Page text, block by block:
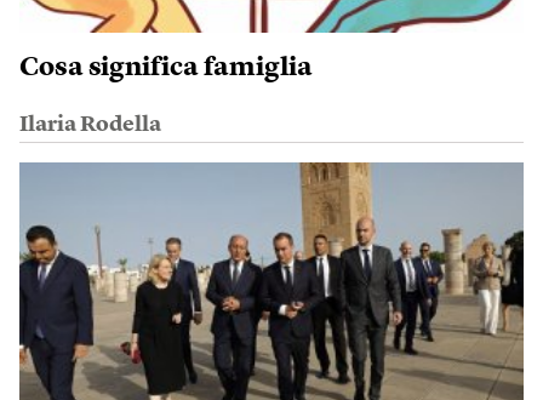
Cosa significa famiglia
Ilaria Rodella